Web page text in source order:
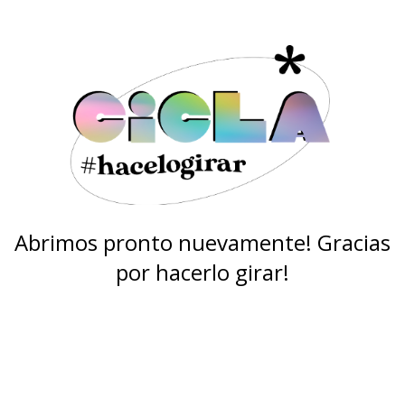
Abrimos pronto nuevamente! Gracias
por hacerlo girar!